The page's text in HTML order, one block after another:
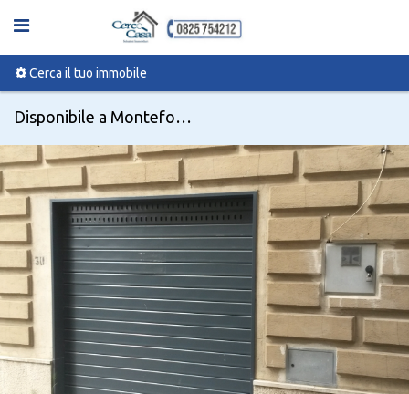
Cerca il tuo immobile
Disponibile a Monteforte irpino, Via Roma, 54 - Codice 01114700021